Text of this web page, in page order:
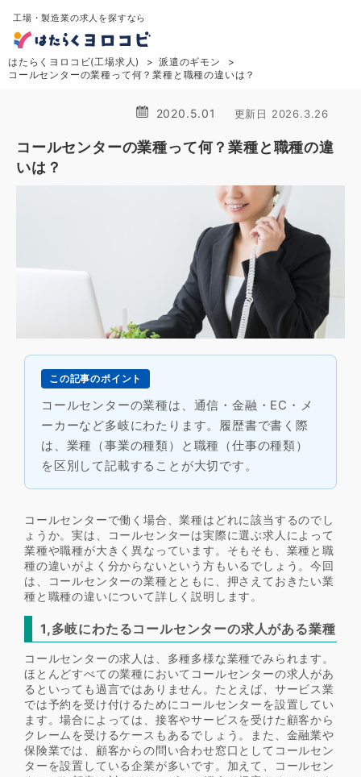
工場・製造業の求人を探すなら
はたらくヨロコビ(工場求人)
派遣のギモン
コールセンターの業種って何？業種と職種の違いは？
2020.5.01 更新日 2026.3.26
コールセンターの業種って何？業種と職種の違
いは？
この記事のポイント
コールセンターの業種は、通信・金融・EC・メ
ーカーなど多岐にわたります。履歴書で書く際
は、業種（事業の種類）と職種（仕事の種類）
を区別して記載することが大切です。
コールセンターで働く場合、業種はどれに該当するのでし
ょうか。実は、コールセンターは実際に選ぶ求人によって
業種や職種が大きく異なっています。そもそも、業種と職
種の違いがよく分からないという方もいるでしょう。今回
は、コールセンターの業種とともに、押さえておきたい業
種と職種の違いについて詳しく説明します。
1,多岐にわたるコールセンターの求人がある業種
コールセンターの求人は、多種多様な業種でみられます。
ほとんどすべての業種においてコールセンターの求人があ
るといっても過言ではありません。たとえば、サービス業
では予約を受け付けるためにコールセンターを設置してい
ます。場合によっては、接客やサービスを受けた顧客から
クレームを受けるケースもあるでしょう。また、金融業や
保険業では、顧客からの問い合わせ窓口としてコールセン
ターを設置している企業が多いです。加えて、コールセン